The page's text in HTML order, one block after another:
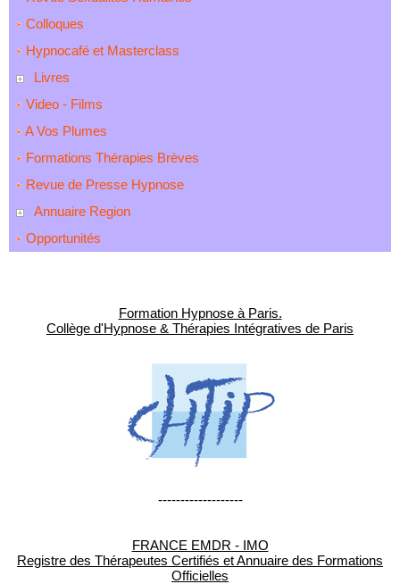
Colloques
Hypnocafé et Masterclass
Livres
Video - Films
A Vos Plumes
Formations Thérapies Brèves
Revue de Presse Hypnose
Annuaire Region
Opportunités
Formation Hypnose à Paris.
Collège d'Hypnose & Thérapies Intégratives de Paris
-------------------
FRANCE EMDR - IMO
Registre des Thérapeutes Certifiés et Annuaire des Formations
Officielles